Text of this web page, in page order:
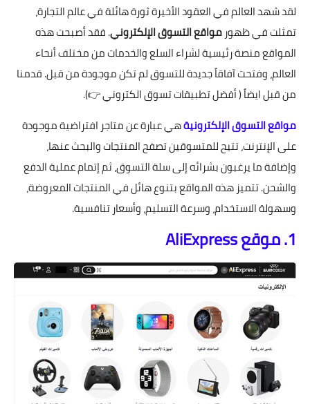
لقد شهد العالم في العقود الأخيرة ثورة هائلة في عالم التجارة،
تمثلت في ظهور مواقع التسوق الإلكتروني. فقد أصبحت هذه
المواقع منصة رئيسية لشراء السلع والخدمات من مختلف أنحاء
العالم، وفتحت آفاقاً جديدة للتسوق لم تكن موجودة من قبل. قدمنا
من قبل ايضاً (أفضل تطبيقات تسوق الكتروني👉).
مواقع التسوق الإلكترونيةهي عبارة عن متاجر افتراضية موجودة
على الإنترنت، تتيح للمتسوقين تصفح المنتجات والبحث عنها،
وإضافة ما يرغبون بشرائه إلى سلة التسوق، ثم إتمام عملية الدفع
والشحن. تتميز هذه المواقع بتنوع هائل في المنتجات المعروضة،
وسهولة الاستخدام، وسرعة التسليم، وأسعار تنافسية.
1. موقع AliExpress